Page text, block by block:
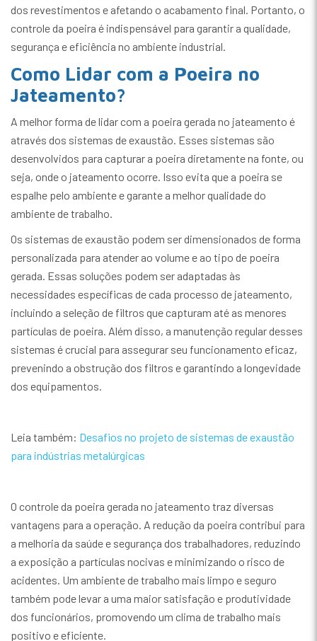
dos revestimentos e afetando o acabamento final. Portanto, o
controle da poeira é indispensável para garantir a qualidade,
segurança e eficiência no ambiente industrial.
Como Lidar com a Poeira no
Jateamento?
A melhor forma de lidar com a poeira gerada no jateamento é
através dos sistemas de exaustão. Esses sistemas são
desenvolvidos para capturar a poeira diretamente na fonte, ou
seja, onde o jateamento ocorre. Isso evita que a poeira se
espalhe pelo ambiente e garante a melhor qualidade do
ambiente de trabalho.
Os sistemas de exaustão podem ser dimensionados de forma
personalizada para atender ao volume e ao tipo de poeira
gerada. Essas soluções podem ser adaptadas às
necessidades específicas de cada processo de jateamento,
incluindo a seleção de filtros que capturam até as menores
partículas de poeira. Além disso, a manutenção regular desses
sistemas é crucial para assegurar seu funcionamento eficaz,
prevenindo a obstrução dos filtros e garantindo a longevidade
dos equipamentos.
Leia também: Desafios no projeto de sistemas de exaustão
para indústrias metalúrgicas
O controle da poeira gerada no jateamento traz diversas
vantagens para a operação. A redução da poeira contribui para
a melhoria da saúde e segurança dos trabalhadores, reduzindo
a exposição a partículas nocivas e minimizando o risco de
acidentes. Um ambiente de trabalho mais limpo e seguro
também pode levar a uma maior satisfação e produtividade
dos funcionários, promovendo um clima de trabalho mais
positivo e eficiente.